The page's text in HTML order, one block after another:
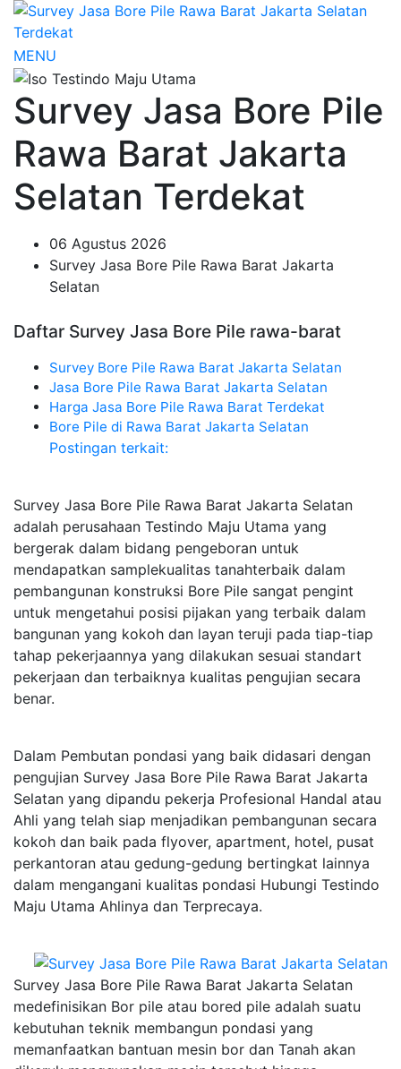
MENU
Survey Jasa Bore Pile
Rawa Barat Jakarta
Selatan Terdekat
06 Agustus 2026
Survey Jasa Bore Pile Rawa Barat Jakarta
Selatan
Daftar Survey Jasa Bore Pile rawa-barat
Survey Bore Pile Rawa Barat Jakarta Selatan
Jasa Bore Pile Rawa Barat Jakarta Selatan
Harga Jasa Bore Pile Rawa Barat Terdekat
Bore Pile di Rawa Barat Jakarta Selatan
Postingan terkait:
Survey Jasa Bore Pile Rawa Barat Jakarta Selatan
adalah perusahaan Testindo Maju Utama yang
bergerak dalam bidang pengeboran untuk
mendapatkan samplekualitas tanahterbaik dalam
pembangunan konstruksi Bore Pile sangat pengint
untuk mengetahui posisi pijakan yang terbaik dalam
bangunan yang kokoh dan layan teruji pada tiap-tiap
tahap pekerjaannya yang dilakukan sesuai standart
pekerjaan dan terbaiknya kualitas pengujian secara
benar.
Dalam Pembutan pondasi yang baik didasari dengan
pengujian Survey Jasa Bore Pile Rawa Barat Jakarta
Selatan yang dipandu pekerja Profesional Handal atau
Ahli yang telah siap menjadikan pembangunan secara
kokoh dan baik pada flyover, apartment, hotel, pusat
perkantoran atau gedung-gedung bertingkat lainnya
dalam mengangani kualitas pondasi Hubungi Testindo
Maju Utama Ahlinya dan Terprecaya.
Survey Jasa Bore Pile Rawa Barat Jakarta Selatan
medefinisikan Bor pile atau bored pile adalah suatu
kebutuhan teknik membangun pondasi yang
memanfaatkan bantuan mesin bor dan Tanah akan